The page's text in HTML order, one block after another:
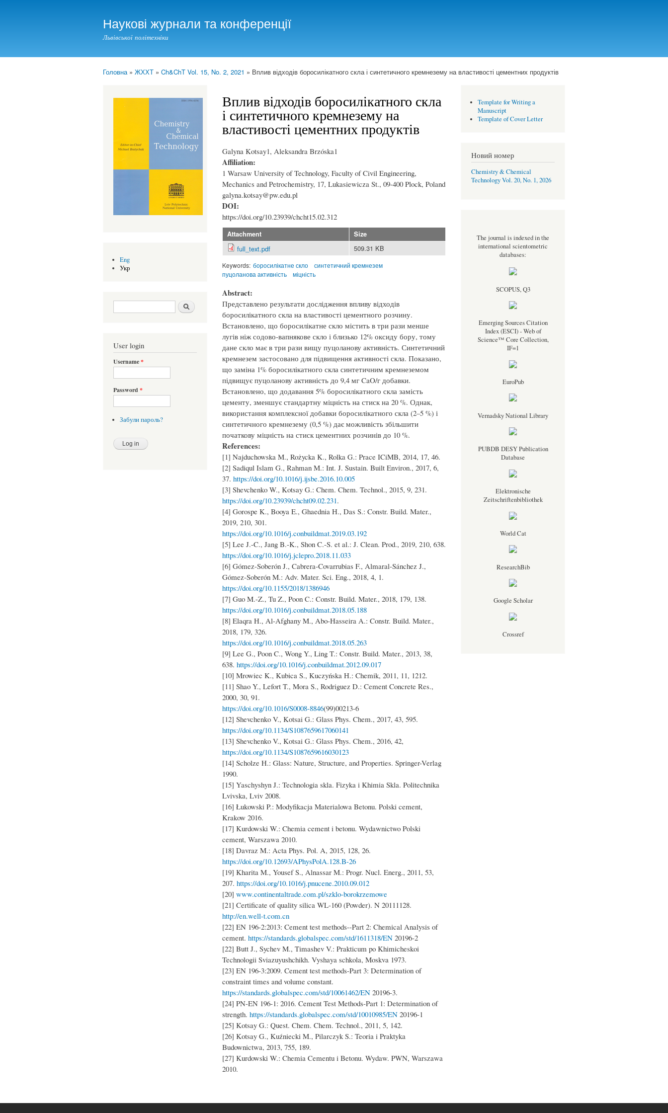
Наукові журнали та конференції
Львівської політехніки
Головна» ЖХХТ » Ch&ChT Vol. 15, No. 2, 2021 » Вплив відходів боросилікатного скла і синтетичного кремнезему на властивості цементних продуктів
Eng
Укр
Search form Шукати
User login
Username*
Password *
Забули пароль?
Вплив відходів боросилікатного скла
і синтетичного кремнезему на
властивості цементних продуктів
Galyna Kotsay1, Aleksandra Brzóska1
Affiliation:
1 Warsaw University of Technology, Faculty of Civil Engineering,
Mechanics and Petrochemistry, 17, Lukasiewicza St., 09-400 Plock, Poland
galyna.kotsay@pw.edu.pl
DOI:
https://doi.org/10.23939/chcht15.02.312
Attachment Size
full_text.pdf 509.31 KB
Keywords: боросилікатне скло
синтетичний кремнезем
пуцоланова активність
міцність
Abstract:
Представлено результати дослідження впливу відходів
боросилікатного скла на властивості цементного розчину.
Встановлено, що боросилікатне скло містить в три рази менше
лугів ніж содово-вапнякове скло і близько 12% оксиду бору, тому
дане скло має в три рази вищу пуцоланову активність. Синтетичний
кремнезем застосовано для підвищення активності скла. Показано,
що заміна 1% боросилікатного скла синтетичним кремнеземом
підвищує пуцоланову активність до 9,4 мг CaO/г добавки.
Встановлено, що додавання 5% боросилікатного скла замість
цементу, зменшує стандартну міцність на стиск на 20 %. Однак,
використання комплексної добавки боросилікатного скла (2–5 %) і
синтетичного кремнезему (0,5 %) дає можливість збільшити
початкову міцність на стиск цементних розчинів до 10 %.
References:
[1] Najduchowska M., Rożycka K., Rolka G.: Prace ICiMB, 2014, 17, 46.
[2] Sadiqul Islam G., Rahman M.: Int. J. Sustain. Built Environ., 2017, 6,
37. https://doi.org/10.1016/j.ijsbe.2016.10.005
[3] Shevchenko W., Kotsay G.: Chem. Chem. Technol., 2015, 9, 231.
https://doi.org/10.23939/chcht09.02.231.
[4] Gorospe K., Booya E., Ghaednia H., Das S.: Constr. Build. Mater.,
2019, 210, 301.
https://doi.org/10.1016/j.conbuildmat.2019.03.192
[5] Lee J.-C., Jang B.-K., Shon C.-S. et al.: J. Clean. Prod., 2019, 210, 638.
https://doi.org/10.1016/j.jclepro.2018.11.033
[6] Gómez-Soberón J., Cabrera-Covarrubias F., Almaral-Sánchez J.,
Gómez-Soberón M.: Adv. Mater. Sci. Eng., 2018, 4, 1.
https://doi.org/10.1155/2018/1386946
[7] Guo M.-Z., Tu Z., Poon C.: Constr. Build. Mater., 2018, 179, 138.
https://doi.org/10.1016/j.conbuildmat.2018.05.188
[8] Elaqra H., Al-Afghany M., Abo-Hasseira A.: Constr. Build. Mater.,
2018, 179, 326.
https://doi.org/10.1016/j.conbuildmat.2018.05.263
[9] Lee G., Poon C., Wong Y., Ling T.: Constr. Build. Mater., 2013, 38,
638. https://doi.org/10.1016/j.conbuildmat.2012.09.017
[10] Mrowiec K., Kubica S., Kuczyńska H.: Chemik, 2011, 11, 1212.
[11] Shao Y., Lefort T., Mora S., Rodriguez D.: Cement Concrete Res.,
2000, 30, 91.
https://doi.org/10.1016/S0008-8846(99)00213-6
[12] Shevchenko V., Kotsai G.: Glass Phys. Chem., 2017, 43, 595.
https://doi.org/10.1134/S1087659617060141
[13] Shevchenko V., Kotsai G.: Glass Phys. Chem., 2016, 42,
https://doi.org/10.1134/S1087659616030123
[14] Scholze H.: Glass: Nature, Structure, and Properties. Springer-Verlag
1990.
[15] Yaschyshyn J.: Technologia skla. Fizyka i Khimia Skla. Politechnika
Lvivska, Lviv 2008.
[16] Łukowski P.: Modyfikacja Materialowa Betonu. Polski cement,
Krakow 2016.
[17] Kurdowski W.: Chemia cement i betonu. Wydawnictwo Polski
cement, Warszawa 2010.
[18] Davraz M.: Acta Phys. Pol. A, 2015, 128, 26.
https://doi.org/10.12693/APhysPolA.128.B-26
[19] Kharita M., Yousef S., Alnassar M.: Progr. Nucl. Energ., 2011, 53,
207. https://doi.org/10.1016/j.pnucene.2010.09.012
[20] www.continentaltrade.com.pl/szklo-borokrzemowe
[21] Certificate of quality silica WL-160 (Powder). N 20111128.
http://en.well-t.com.cn
[22] EN 196-2:2013: Cement test methods--Part 2: Chemical Analysis of
cement. https://standards.globalspec.com/std/1611318/EN 20196-2
[22] Butt J., Sychev M., Timashev V.: Prakticum po Khimicheskoi
Technologii Sviazuyushchikh. Vyshaya schkola, Moskva 1973.
[23] EN 196-3:2009. Cement test methods-Part 3: Determination of
constraint times and volume constant.
https://standards.globalspec.com/std/10061462/EN 20196-3.
[24] PN-EN 196-1: 2016. Cement Test Methods-Part 1: Determination of
strength. https://standards.globalspec.com/std/10010985/EN 20196-1
[25] Kotsay G.: Quest. Chem. Chem. Technol., 2011, 5, 142.
[26] Kotsay G., Kuźniecki M., Pilarczyk S.: Teoria i Praktyka
Budownictwa, 2013, 755, 189.
[27] Kurdowski W.: Chemia Cementu i Betonu. Wydaw. PWN, Warszawa
2010.
Template for Writing a
Manuscript
Template of Cover Letter
Новий номер
Chemistry & Chemical
Technology Vol. 20, No. 1, 2026
The journal is indexed in the
international scientometric
databases:
SCOPUS, Q3
Emerging Sources Citation
Index (ESCI) - Web of
Science™ Core Collection,
IF=1
EuroPub
Vernadsky National Library
PUBDB DESY Publication
Database
Elektronische
Zeitschriftenbibliothek
World Cat
ResearchBib
Google Scholar
Crossref